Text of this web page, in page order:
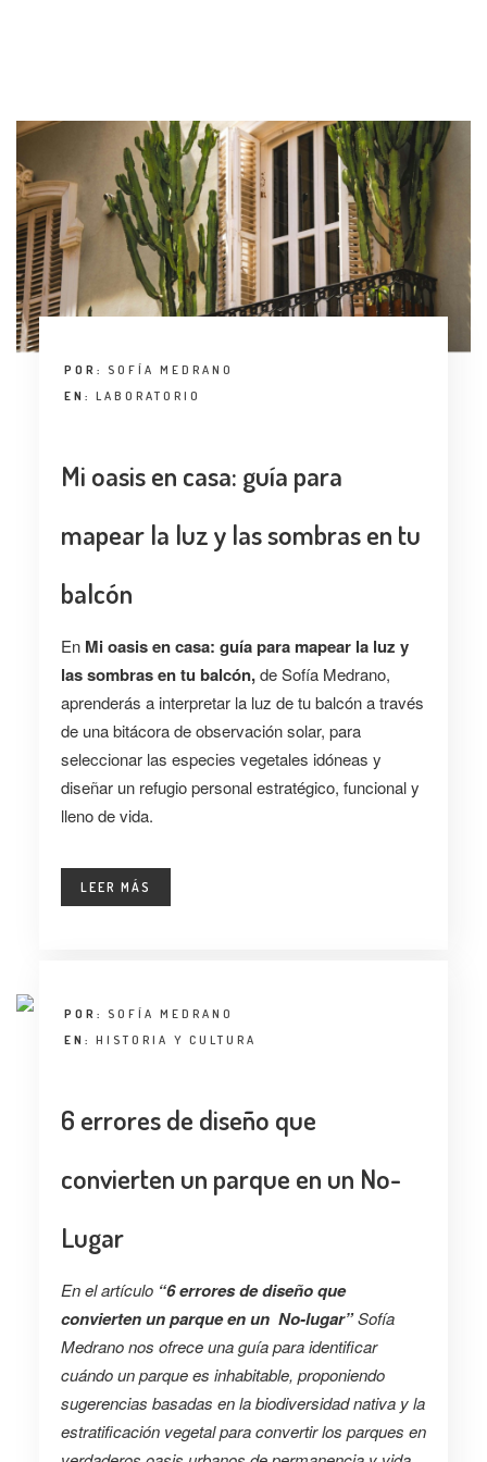
EVENTOS
LANDUUM
COLABORADORES
POR: SOFÍA MEDRANO
EN: LABORATORIO
Mi oasis en casa: guía para
mapear la luz y las sombras en tu
balcón
EnMi oasis en casa: guía para mapear la luz y
las sombras en tu balcón,de Sofía Medrano,
aprenderás a interpretar la luz de tu balcón a través
de una bitácora de observación solar, para
seleccionar las especies vegetales idóneas y
diseñar un refugio personal estratégico, funcional y
lleno de vida.
LEER MÁS
POR: SOFÍA MEDRANO
EN: HISTORIA Y CULTURA
6 errores de diseño que
convierten un parque en un No-
Lugar
En el artículo “6 errores de diseño que
convierten un parque en un No-lugar”Sofía
Medrano nos ofrece una guía para identificar
cuándo un parque es inhabitable, proponiendo
sugerencias basadas en la biodiversidad nativa y la
estratificación vegetal para convertir los parques en